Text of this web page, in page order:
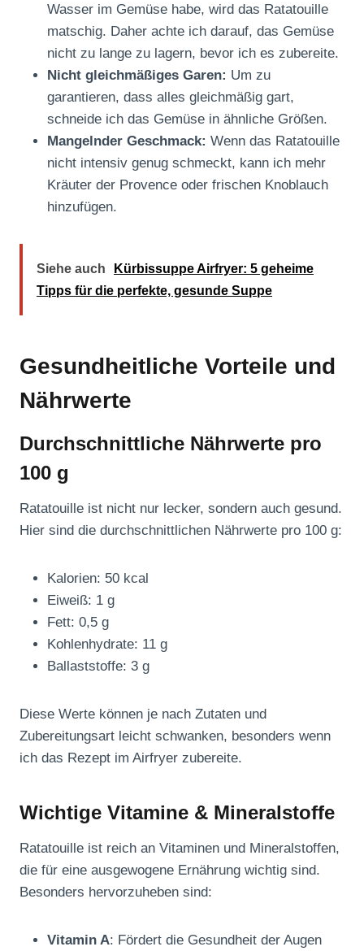
Wasser im Gemüse habe, wird das Ratatouille
matschig. Daher achte ich darauf, das Gemüse
nicht zu lange zu lagern, bevor ich es zubereite.
Nicht gleichmäßiges Garen: Um zu
garantieren, dass alles gleichmäßig gart,
schneide ich das Gemüse in ähnliche Größen.
Mangelnder Geschmack: Wenn das Ratatouille
nicht intensiv genug schmeckt, kann ich mehr
Kräuter der Provence oder frischen Knoblauch
hinzufügen.
Siehe auch
Kürbissuppe Airfryer: 5 geheime
Tipps für die perfekte, gesunde Suppe
Gesundheitliche Vorteile und
Nährwerte
Durchschnittliche Nährwerte pro
100 g
Ratatouille ist nicht nur lecker, sondern auch gesund.
Hier sind die durchschnittlichen Nährwerte pro 100 g:
Kalorien: 50 kcal
Eiweiß: 1 g
Fett: 0,5 g
Kohlenhydrate: 11 g
Ballaststoffe: 3 g
Diese Werte können je nach Zutaten und
Zubereitungsart leicht schwanken, besonders wenn
ich das Rezept im Airfryer zubereite.
Wichtige Vitamine & Mineralstoffe
Ratatouille ist reich an Vitaminen und Mineralstoffen,
die für eine ausgewogene Ernährung wichtig sind.
Besonders hervorzuheben sind:
Vitamin A: Fördert die Gesundheit der Augen